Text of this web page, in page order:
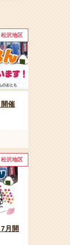
松沢地区
催
松沢地区
月開